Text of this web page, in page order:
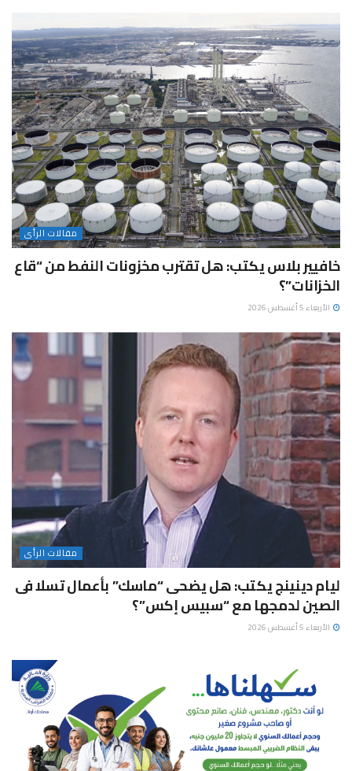
مقالات الرأى
خافيير بلاس يكتب: هل تقترب مخزونات النفط من “قاع
الخزانات”؟
الأربعاء 5 أغسطس 2026
مقالات الرأى
ليام دينينج يكتب: هل يضحى “ماسك” بأعمال تسلا فى
الصين لدمجها مع “سبيس إكس”؟
الأربعاء 5 أغسطس 2026